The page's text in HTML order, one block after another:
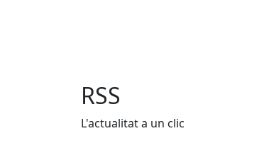
RSS
L'actualitat a un clic